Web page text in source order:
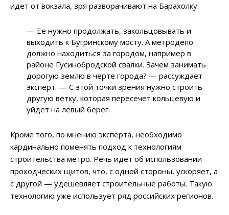
идет от вокзала, зря разворачивают на Барахолку.
— Ее нужно продолжать, закольцовывать и
выходить к Бугринскому мосту. А метродепо
должно находиться за городом, например в
районе Гусинобродской свалки. Зачем занимать
дорогую землю в черте города? — рассуждает
эксперт. — С этой точки зрения нужно строить
другую ветку, которая пересечет кольцевую и
уйдет на левый берег.
Кроме того, по мнению эксперта, необходимо
кардинально поменять подход к технологиям
строительства метро. Речь идет об использовании
проходческих щитов, что, с одной стороны, ускоряет, а
с другой — удешевляет строительные работы. Такую
технологию уже использует ряд российских регионов.